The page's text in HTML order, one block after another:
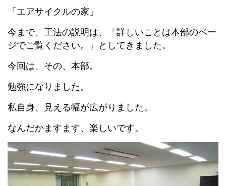
「エアサイクルの家」
今まで、工法の説明は、「詳しいことは本部のペー
ジでご覧ください。」としてきました。
今回は、その、本部。
勉強になりました。
私自身、見える幅が広がりました。
なんだかますます、楽しいです。